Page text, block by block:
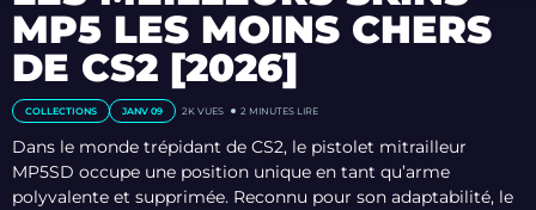
MP5 LES MOINS CHERS
DE CS2 [2026]
COLLECTIONS JANV 09 2K VUES 2 MINUTES LIRE
Dans le monde trépidant de CS2, le pistolet mitrailleur
MP5SD occupe une position unique en tant qu’arme
polyvalente et supprimée. Reconnu pour son adaptabilité, le